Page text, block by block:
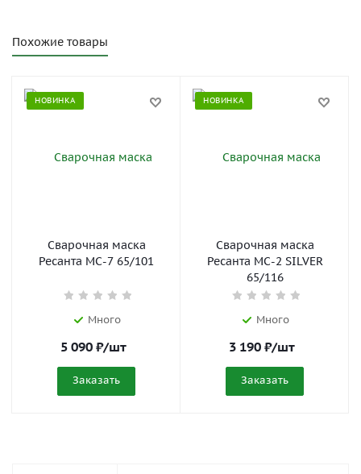
Похожие товары
НОВИНКА
Сварочная маска
Ресанта МС-7 65/101
Много
5 090 ₽/шт
Заказать
НОВИНКА
Сварочная маска
Ресанта МС-2 SILVER
65/116
Много
3 190 ₽/шт
Заказать